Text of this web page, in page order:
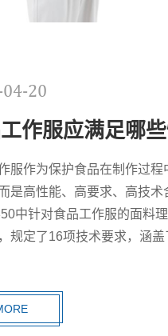
20
作服应满足哪些
服作为保护食品在制作过
是高性能、高要求、高技
中针对食品工作服的面料
规定了16项技术要求，涵